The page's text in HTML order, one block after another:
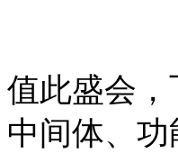
值此盛会
中间体、